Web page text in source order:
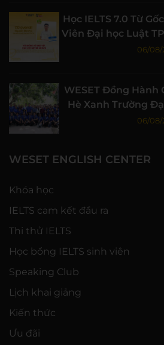
Học IELTS 7.0 Từ
Viên Đại học Luật
06/08/
WESET Đồng Hành
Hè Xanh Trường
nhiên,06/08/
WESET ENGLISH CENTER
Khóa học
IELTS cam kết đầu ra
Thi thử IELTS
Học bổng IELTS sinh viên
Speaking Club
Lịch khai giảng
Kiến thức
Ưu đãi